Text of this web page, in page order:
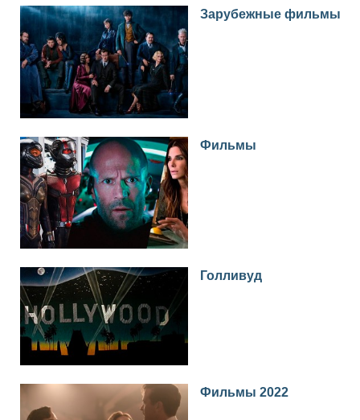
Зарубежные фильмы
Фильмы
Голливуд
Фильмы 2022